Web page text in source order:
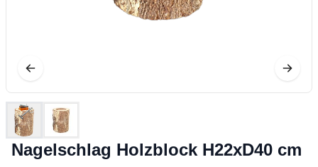
Nagelschlag Holzblock H22xD40 cm